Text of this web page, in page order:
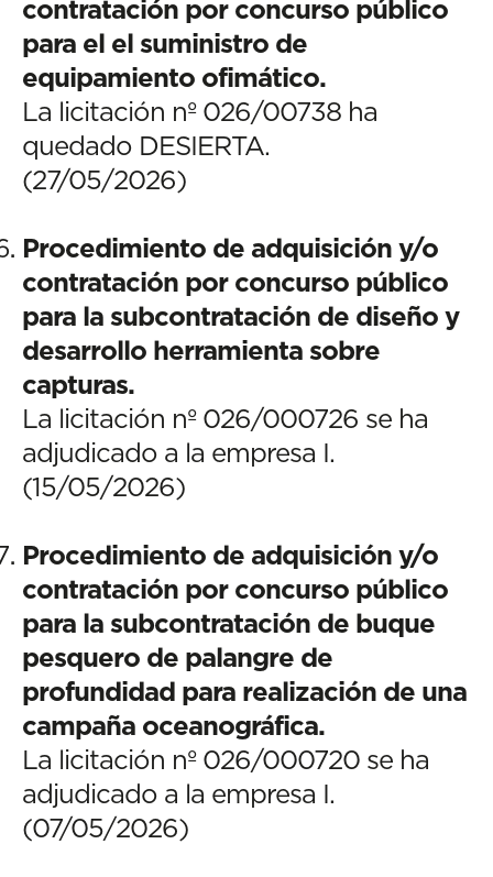
contratación por concurso público
para el el suministro de
equipamiento ofimático.
La licitación nº 026/00738 ha
quedado DESIERTA.
(27/05/2026)
Procedimiento de adquisición y/o
contratación por concurso público
para la subcontratación de diseño y
desarrollo herramienta sobre
capturas.
La licitación nº 026/000726 se ha
adjudicado a la empresa I.
(15/05/2026)
Procedimiento de adquisición y/o
contratación por concurso público
para la subcontratación de buque
pesquero de palangre de
profundidad para realización de una
campaña oceanográfica.
La licitación nº 026/000720 se ha
adjudicado a la empresa I.
(07/05/2026)